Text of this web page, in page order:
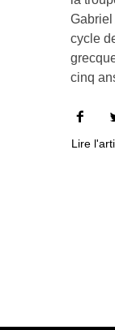
Gabriel
cycle
cinq
Lire